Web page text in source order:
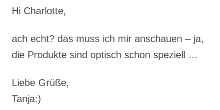
Hi Charlotte,
ach echt? das muss ich mir anschauen – ja,
die Produkte sind optisch schon speziell …
Liebe Grüße,
Tanja:)